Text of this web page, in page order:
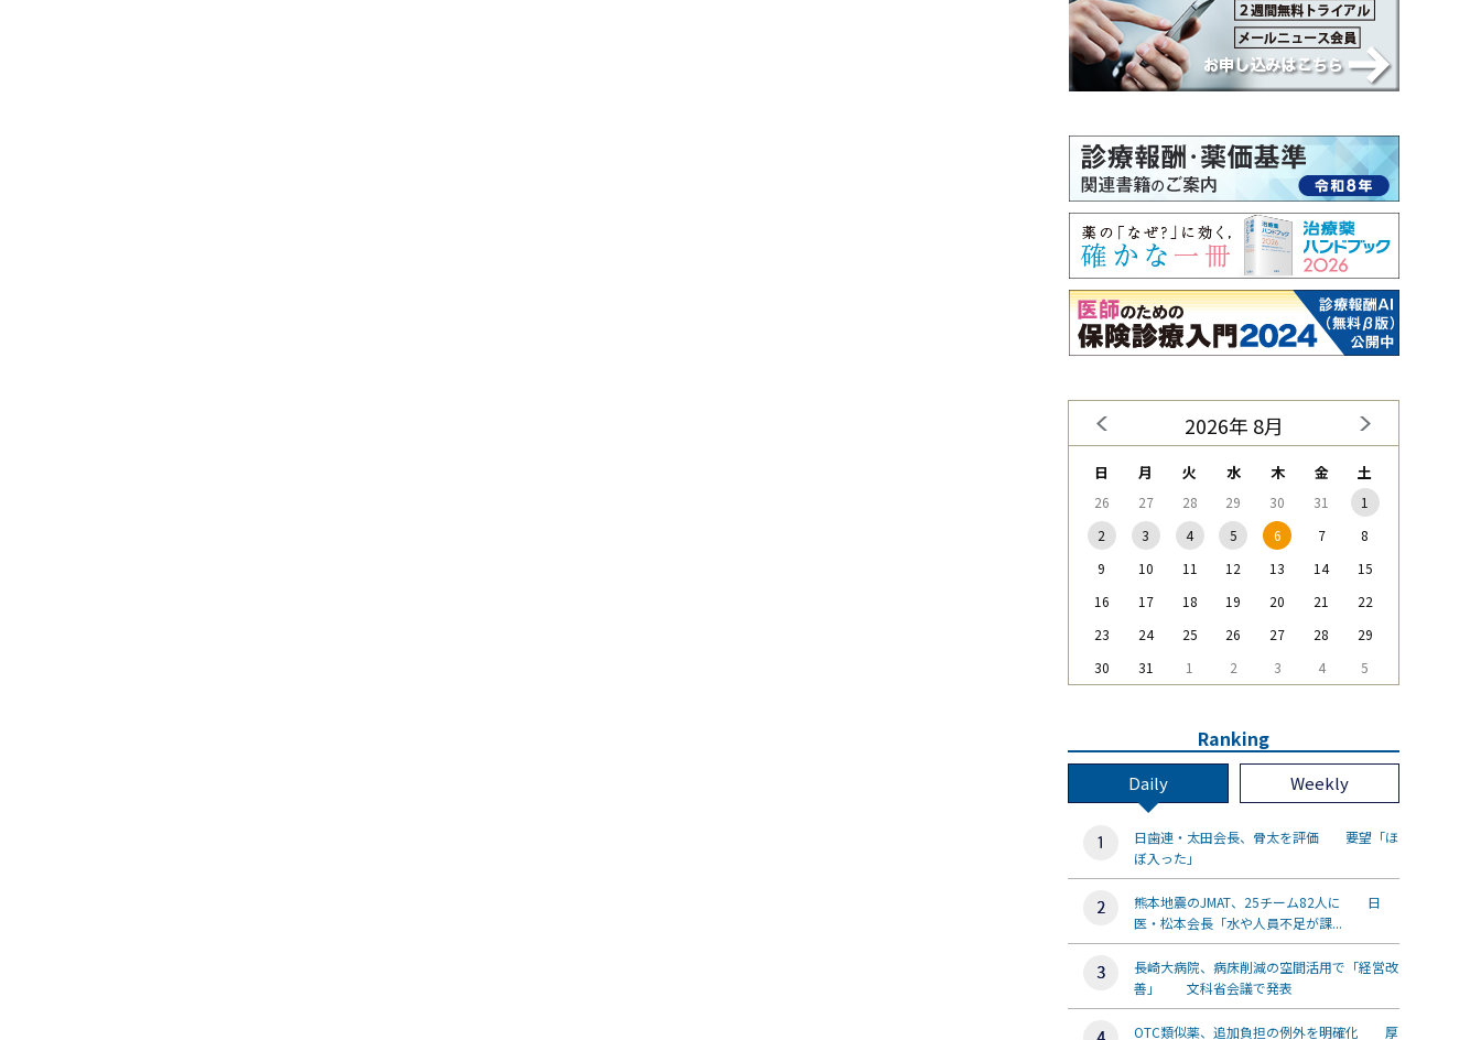
2026年 8月
日 月 火 水 木 金 土
26 27 28 29 30 31
1
2
3 4 5 6 7
8
9
10 11 12 13 14
15
16
17 18 19 20 21
22
23
24 25 26 27 28
29
30
31 1 2 3 4 5
Ranking
Daily Weekly
日歯連・太田会長、骨太を評価 要望「ほ
ぼ入った」
熊本地震のJMAT、25チーム82人に 日
医・松本会長「水や人員不足が課...
長崎大病院、病床削減の空間活用で「経営改
善」 文科省会議で発表
OTC類似薬、追加負担の例外を明確化 厚